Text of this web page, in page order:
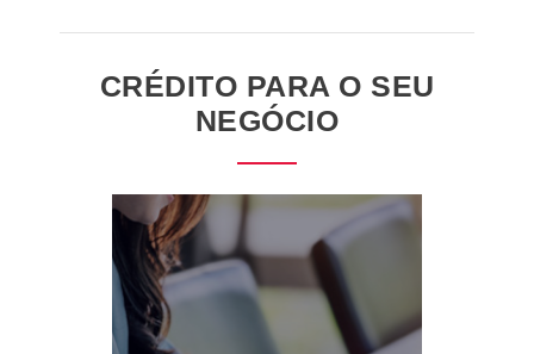
CRÉDITO PARA O SEU
NEGÓCIO